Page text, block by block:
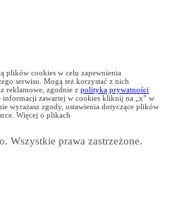
plików cookies w celu zapewnienia
serwisu. Mogą też korzystać z nich
reklamowe, zgodnie z polityką prywatności
informacji zawartej w cookies kliknij na „x” w
wyrażasz zgody, ustawienia dotyczące plików
Więcej o plikach
Wszystkie prawa zastrzeżone.